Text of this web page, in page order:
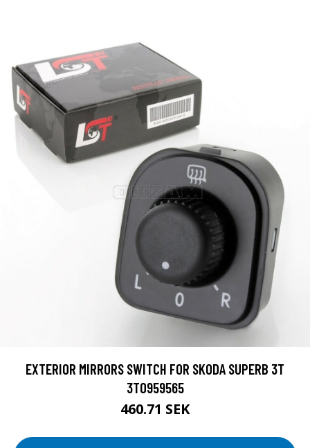
EXTERIOR MIRRORS SWITCH FOR SKODA SUPERB 3T
3T0959565
460.71 SEK